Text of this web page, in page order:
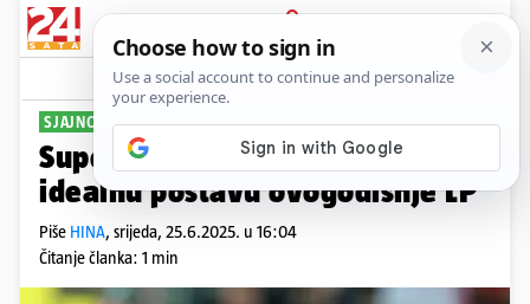
PRIJAVA
Sport Komentari
SJAJNO KRILO
Super Mario! Šoštarić izabran u
idealnu postavu ovogodišnje LP
Piše HINA, srijeda, 25.6.2025. u 16:04
Čitanje članka: 1 min